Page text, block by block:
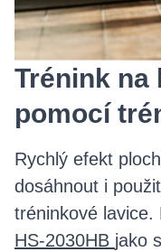
Trénink na
pomocí
Rychlý efekt
dosáhnout i
tréninkové
HS-2030HB jako